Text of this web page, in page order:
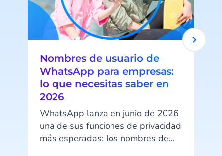
Nombres de usuario de
WhatsApp para empresas:
lo que necesitas saber en
2026
WhatsApp lanza en junio de 2026
una de sus funciones de privacidad
más esperadas: los nombres de